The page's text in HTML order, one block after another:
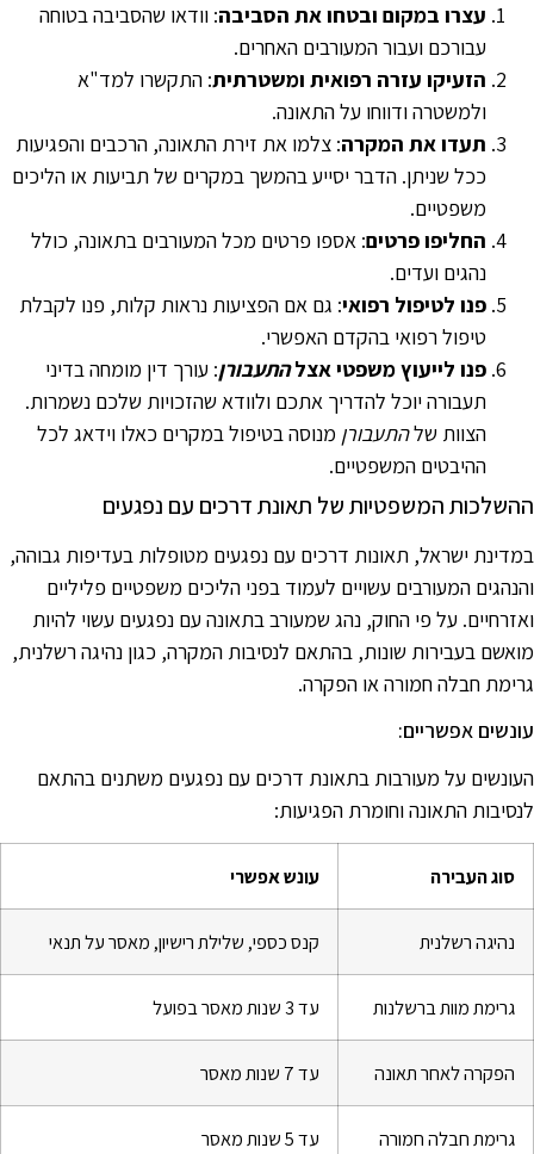
עצרו במקום ובטחו את הסביבה: וודאו שהסביבה בטוחה
עבורכם ועבור המעורבים האחרים.
הזעיקו עזרה רפואית ומשטרתית: התקשרו למד"א
ולמשטרה ודווחו על התאונה.
תעדו את המקרה: צלמו את זירת התאונה, הרכבים והפגיעות
ככל שניתן. הדבר יסייע בהמשך במקרים של תביעות או הליכים
משפטיים.
החליפו פרטים: אספו פרטים מכל המעורבים בתאונה, כולל
נהגים ועדים.
פנו לטיפול רפואי: גם אם הפציעות נראות קלות, פנו לקבלת
טיפול רפואי בהקדם האפשרי.
פנו לייעוץ משפטי אצלהתעבורן: עורך דין מומחה בדיני
תעבורה יוכל להדריך אתכם ולוודא שהזכויות שלכם נשמרות.
הצוות שלהתעבורןמנוסה בטיפול במקרים כאלו וידאג לכל
ההיבטים המשפטיים.
המשפטיות של תאונת דרכים עם נפגעים
ישראל, תאונות דרכים עם נפגעים מטופלות בעדיפות גבוהה,
המעורבים עשויים לעמוד בפני הליכים משפטיים פליליים
על פי החוק, נהג שמעורב בתאונה עם נפגעים עשוי להיות
בעבירות שונות, בהתאם לנסיבות המקרה, כגון נהיגה רשלנית,
חבלה חמורה או הפקרה.
אפשריים:
על מעורבות בתאונת דרכים עם נפגעים משתנים בהתאם
התאונה וחומרת הפגיעות:
סוג העבירה עונש אפשרי
נהיגה רשלנית קנס כספי, שלילת רישיון, מאסר על תנאי
גרימת מוות ברשלנות עד 3 שנות מאסר בפועל
הפקרה לאחר תאונה עד 7 שנות מאסר
גרימת חבלה חמורה עד 5 שנות מאסר